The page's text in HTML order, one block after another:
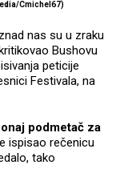
Cmichel67)
nas su u zraku
Bushovu
peticije
Festivala, na
onaj podmetač za
ispisao rečenicu
tako